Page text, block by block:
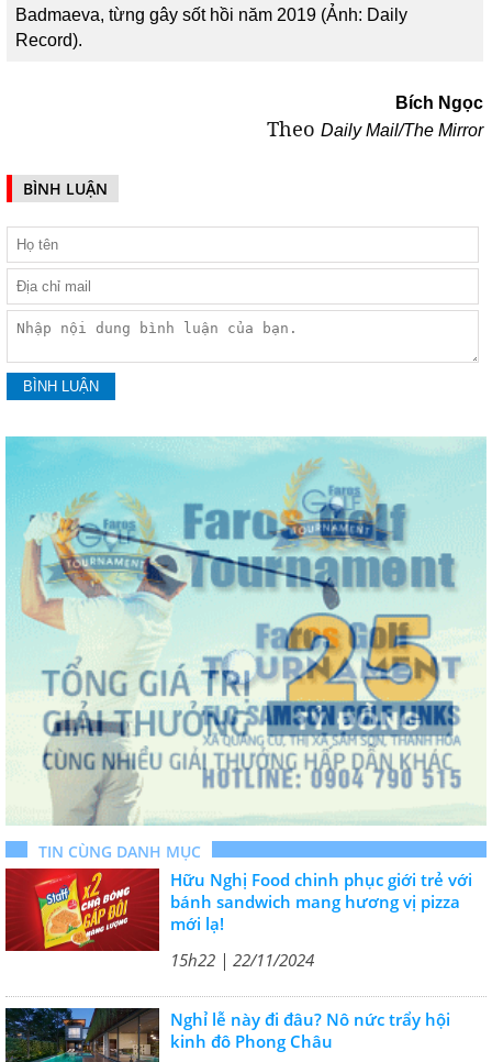
Badmaeva, từng gây sốt hồi năm 2019 (Ảnh: Daily
Record).
Bích Ngọc
Theo Daily Mail/The Mirror
BÌNH LUẬN
TIN CÙNG DANH MỤC
Hữu Nghị Food chinh phục giới trẻ với
bánh sandwich mang hương vị pizza
mới lạ!
15h22 | 22/11/2024
Nghỉ lễ này đi đâu? Nô nức trẩy hội
kinh đô Phong Châu